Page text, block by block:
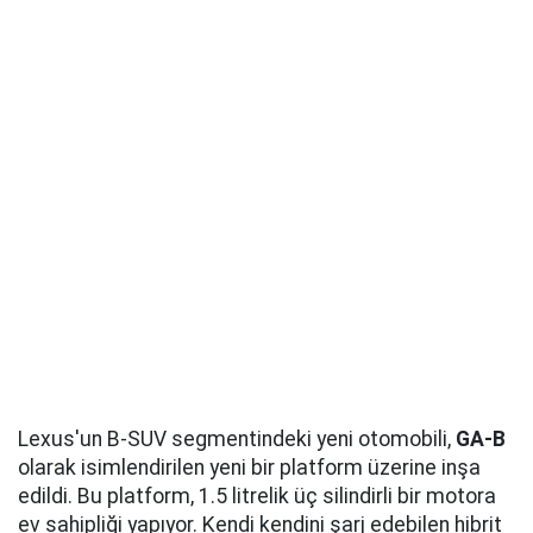
Lexus'un B-SUV segmentindeki yeni otomobili, GA-B
olarak isimlendirilen yeni bir platform üzerine inşa
edildi. Bu platform, 1.5 litrelik üç silindirli bir motora
ev sahipliği yapıyor. Kendi kendini şarj edebilen hibrit